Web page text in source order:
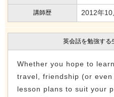
講師歴 2012年10
英会話を勉強する
Whether you hope to
travel, friendship (or
lesson plans to suit your